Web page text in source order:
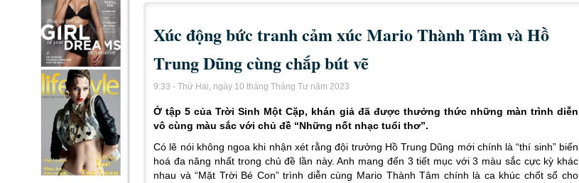
Xúc động bức tranh cảm xúc Mario Thành Tâm và Hồ
Trung Dũng cùng chắp bút vẽ
9:33 - Thứ Hai, ngày 10 tháng Tháng Tư năm 2023
Ở tập 5 của Trời Sinh Một Cặp, khán giả đã được thưởng thức những màn trình diễn
vô cùng màu sắc với chủ đề “Những nốt nhạc tuổi thơ”.
Có lẽ nói không ngoa khi nhận xét rằng đội trưởng Hồ Trung Dũng mới chính là “thí sinh” biến
hoá đa năng nhất trong chủ đề lần này. Anh mang đến 3 tiết mục với 3 màu sắc cực kỳ khác
nhau và “Mặt Trời Bé Con” trình diễn cùng Mario Thành Tâm chính là ca khúc chốt sổ cho